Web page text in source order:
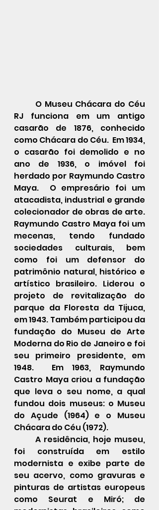
RJ funciona em um antigo
casarão de 1876, conhecido
como Chácara do Céu.  Em 1934,
o casarão foi demolido e no
ano de 1936, o imóvel foi
herdado por Raymundo Castro
Maya.  O empresário foi um
atacadista, industrial e grande
colecionador de obras de arte.
Raymundo Castro Maya foi um
mecenas, tendo fundado
sociedades culturais, bem
como foi um defensor do
patrimônio natural, histórico e
artístico brasileiro. Liderou o
projeto de revitalização do
parque da Floresta da Tijuca,
em 1943. Também participou da
fundação do Museu de Arte
Moderna do Rio de Janeiro e foi
seu primeiro presidente, em
1948.  Em 1963, Raymundo
Castro Maya criou a fundação
que leva o seu nome, a qual
fundou dois museus: o Museu
do Açude (1964) e o Museu
Chácara do Céu (1972).
foi construída em estilo
modernista e exibe parte de
seu acervo, como gravuras e
pinturas de artistas europeus
como Seurat e Miró; de